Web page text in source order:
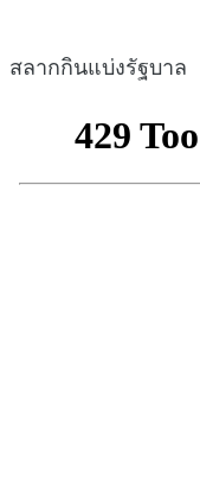
สลากกินแบ่งรัฐบาล